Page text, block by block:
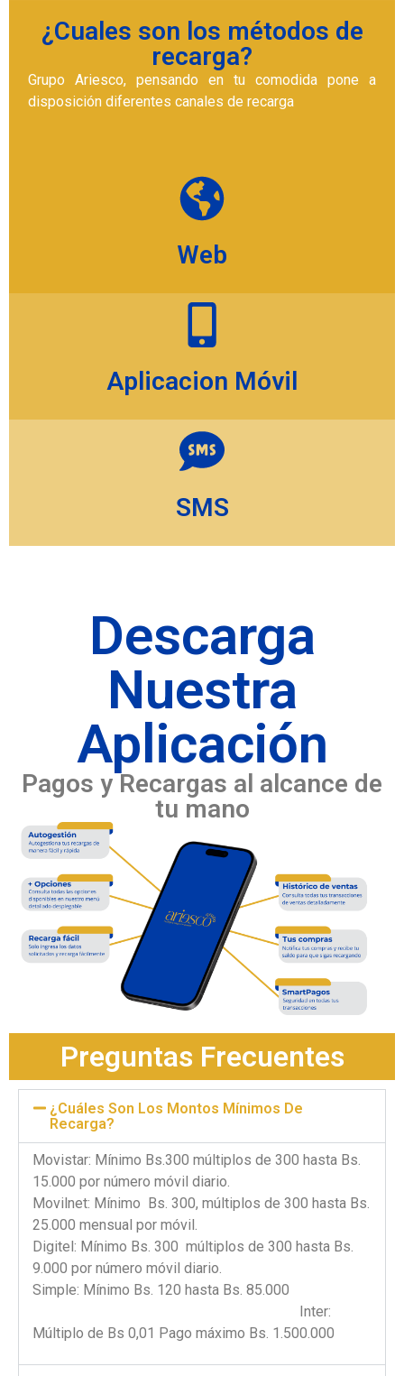
¿Cuales son los métodos de
recarga?
Grupo Ariesco, pensando en tu comodida pone a
disposición diferentes canales de recarga
Web
Aplicacion Móvil
SMS
Descarga
Nuestra
Aplicación
Pagos y Recargas al alcance de
tu mano
Preguntas Frecuentes
¿Cuáles Son Los Montos Mínimos De
Recarga?
Movistar: Mínimo Bs.300 múltiplos de 300 hasta Bs.
15.000 por número móvil diario.
Movilnet: Mínimo Bs. 300, múltiplos de 300 hasta Bs.
25.000 mensual por móvil.
Digitel: Mínimo Bs. 300 múltiplos de 300 hasta Bs.
9.000 por número móvil diario.
Simple: Mínimo Bs. 120 hasta Bs. 85.000
Inter:
Múltiplo de Bs 0,01 Pago máximo Bs. 1.500.000